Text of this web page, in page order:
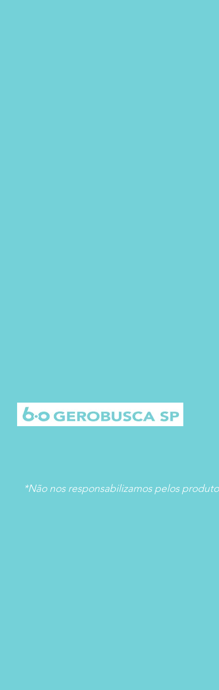
*Não nos responsabilizamos pelos